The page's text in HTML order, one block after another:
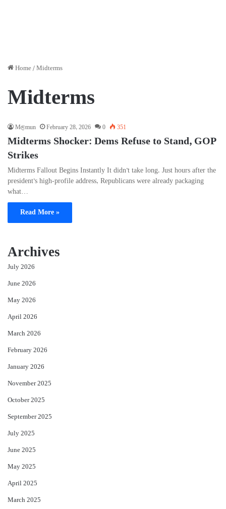
Home / Midterms
Midterms
M@mun February 28, 2026 0 351
Midterms Shocker: Dems Refuse to Stand, GOP
Strikes
Midterms Fallout Begins Instantly It didn’t take long. Just hours after the
president’s high-profile address, Republicans were already packaging
what…
Read More »
Archives
July 2026
June 2026
May 2026
April 2026
March 2026
February 2026
January 2026
November 2025
October 2025
September 2025
July 2025
June 2025
May 2025
April 2025
March 2025